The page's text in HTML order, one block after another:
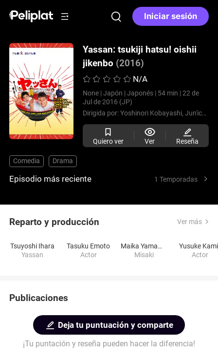
Iniciar sesión
Yassan: tsukiji hatsu! oishii
jikenbo (2016)
N/A
None | Japón | Japonés | 54 min | 22 de
Jul de 2016 (JP)
Dirigida por:Yoshinori Kobayashi, Jun'ichi Tsuzuki
Quiero ver Ver Reseña
Comedia Drama
Episodio más reciente 1 Temporadas
Reparto y producción Ver más
Tsuyoshi Ihara
Yassan
Tasuku Emoto
Actor
Maika Yamamoto
Misaki
Yusuke
Actor
Publicaciones
Deja tu puntuación y comparte
¡Tu puntación y reseña pueden hacer la diferencia!